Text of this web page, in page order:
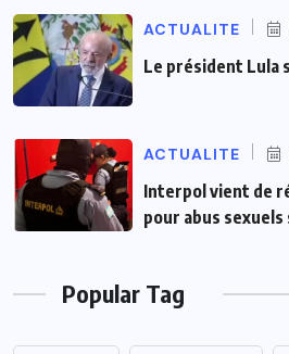
ACTUALITE
Le président Lula
ACTUALITE
Interpol vient de
pour abus sexuels
Popular Tag